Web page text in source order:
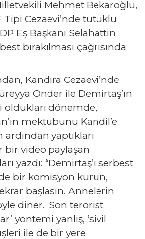
Mehmet Bekaroğlu,
Tipi Cezaevi’nde tutuklu
Eş Başkanı Selahattin
bırakılması çağrısında
Kandıra Cezaevi’nde
Önder ile Demirtaş’ın
oldukları dönemde,
mektubunu Kandil’e
ardından yaptıkları
bir video paylaşan
yazdı: “Demirtaş’ı serbest
bir komisyon kurun,
başlasın. Annelerin
diner. ‘Son terörist
yöntemi yanlış, ‘sivil
ile de bir yere